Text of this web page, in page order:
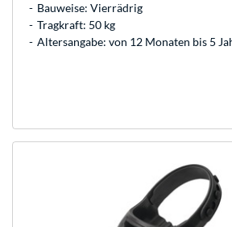
Bauweise: Vierrädrig
Tragkraft: 50 kg
Altersangabe: von 12 Monaten bis 5